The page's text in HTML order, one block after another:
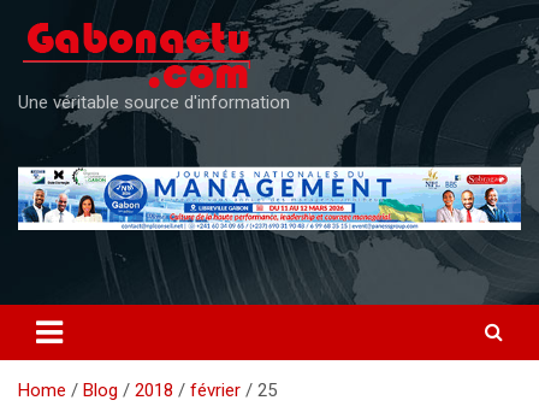
content
Une véritable source d'information
Home Blog 2018 février 25